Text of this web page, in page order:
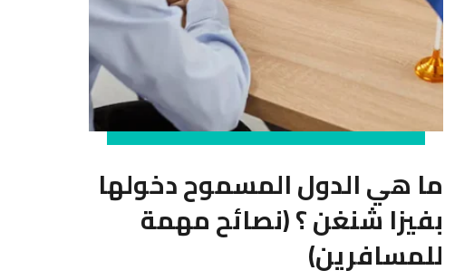
ما هي الدول المسموح دخولها
بفيزا شنغن ؟ (نصائح مهمة
للمسافرين)